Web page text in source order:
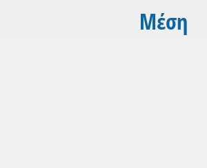
Μέση